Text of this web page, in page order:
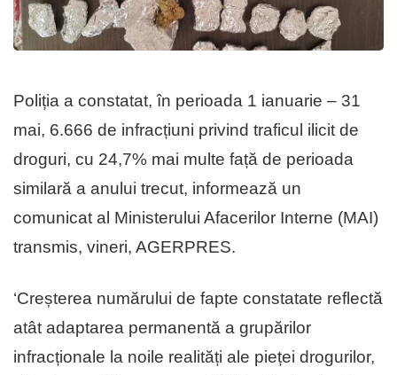
Poliția a constatat, în perioada 1 ianuarie – 31
mai, 6.666 de infracțiuni privind traficul ilicit de
droguri, cu 24,7% mai multe față de perioada
similară a anului trecut, informează un
comunicat al Ministerului Afacerilor Interne (MAI)
transmis, vineri, AGERPRES.
‘Creșterea numărului de fapte constatate reflectă
atât adaptarea permanentă a grupărilor
infracționale la noile realități ale pieței drogurilor,